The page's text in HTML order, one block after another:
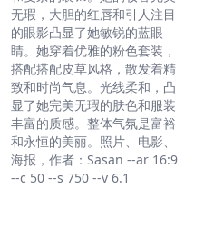
无瑕，大胆的红唇和引人注目
的眼影凸显了她敏锐的蓝眼
睛。她穿着优雅的粉色套装，
搭配搭配皮草风格，散发着精
致和时尚气息。光线柔和，凸
显了她完美无瑕的肤色和服装
丰富的质感。整体气氛是富裕
和永恒的美丽。照片、电影、
海报，作者：Sasan --ar 16:9
--c 50 --s 750 --v 6.1